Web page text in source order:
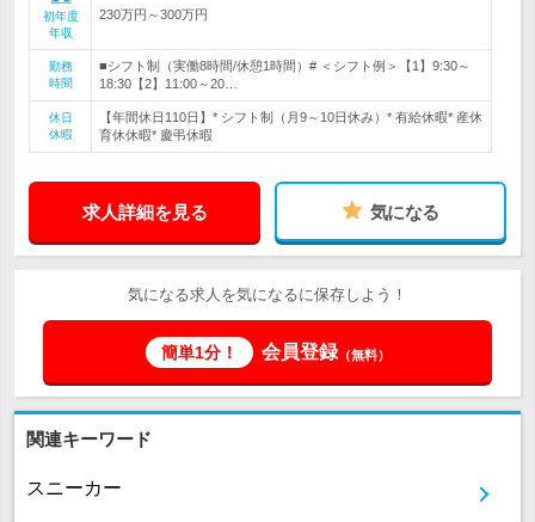
初年度
年収
230万円～300万円
勤務
時間
■シフト制（実働8時間/休憩1時間）# ＜シフト例＞【1】9:30～
18:30【2】11:00～20…
休日
休暇
【年間休日110日】* シフト制（月9～10日休み）* 有給休暇* 産休
育休休暇* 慶弔休暇
求人詳細を見る 気になる
気になる求人を気になるに保存しよう！
簡単1分！ 会員登録（無料）
関連キーワード
スニーカー